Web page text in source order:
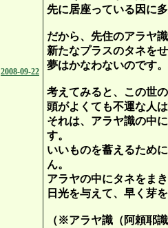
2008-09-22
先に居座っている因に
だから、先住のアラヤ
新たなプラスのタネを
夢はかなわないのです
考えてみると、この世
頭がよくても不運な人
それは、アラヤ識の中
す。
いいものを蓄えるため
ん。
アラヤの中にタネをま
日光を与えて、早く芽
（※アラヤ識（阿頼耶